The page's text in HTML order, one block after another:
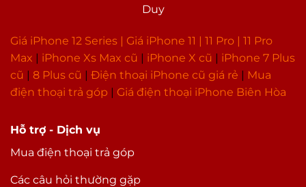
Hỗ trợ - Dịch vụ
Mua điện thoại trả góp
Các câu hỏi thường gặp
Duy
Giá iPhone 12 Series | Giá iPhone 11 | 11 Pro | 11 Pro
Max | iPhone Xs Max cũ | iPhone X cũ | iPhone 7 Plus
cũ | 8 Plus cũ | Điện thoại iPhone cũ giá rẻ | Mua
điện thoại trả góp | Giá điện thoại iPhone Biên Hòa